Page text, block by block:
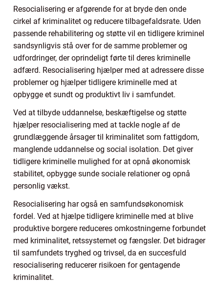
Resocialisering er afgørende for at bryde den onde
cirkel af kriminalitet og reducere tilbagefaldsrate. Uden
passende rehabilitering og støtte vil en tidligere kriminel
sandsynligvis stå over for de samme problemer og
udfordringer, der oprindeligt førte til deres kriminelle
adfærd. Resocialisering hjælper med at adressere disse
problemer og hjælper tidligere kriminelle med at
opbygge et sundt og produktivt liv i samfundet.
Ved at tilbyde uddannelse, beskæftigelse og støtte
hjælper resocialisering med at tackle nogle af de
grundlæggende årsager til kriminalitet som fattigdom,
manglende uddannelse og social isolation. Det giver
tidligere kriminelle mulighed for at opnå økonomisk
stabilitet, opbygge sunde sociale relationer og opnå
personlig vækst.
Resocialisering har også en samfundsøkonomisk
fordel. Ved at hjælpe tidligere kriminelle med at blive
produktive borgere reduceres omkostningerne forbundet
med kriminalitet, retssystemet og fængsler. Det bidrager
til samfundets tryghed og trivsel, da en succesfuld
resocialisering reducerer risikoen for gentagende
kriminalitet.